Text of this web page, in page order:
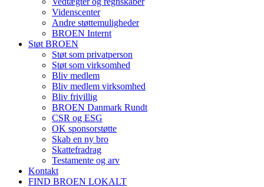
Videnscenter
Andre støttemuligheder
BROEN Internt
Støt BROEN
Støt som privatperson
Støt som virksomhed
Bliv medlem
Bliv medlem virksomhed
Bliv frivillig
BROEN Danmark Rundt
CSR og ESG
OK sponsorstøtte
Skab en ny bro
Skattefradrag
Testamente og arv
Kontakt
FIND BROEN LOKALT